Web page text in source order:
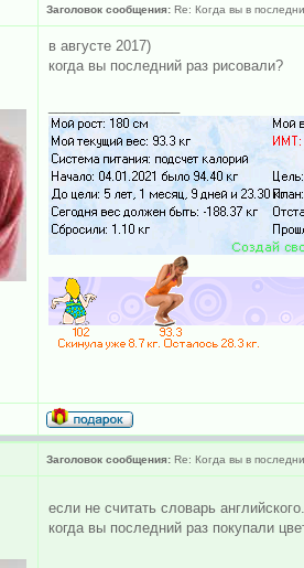
Заголовок сообщения: Re: Когда вы в
в августе 2017)
когда вы последний раз рисовали?
Заголовок сообщения: Re: Когда вы в
если не считать словарь
когда вы последний раз покупали